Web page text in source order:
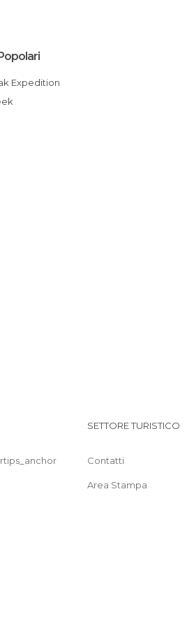
Expedition
SETTORE TURISTICO
Contatti
Area Stampa